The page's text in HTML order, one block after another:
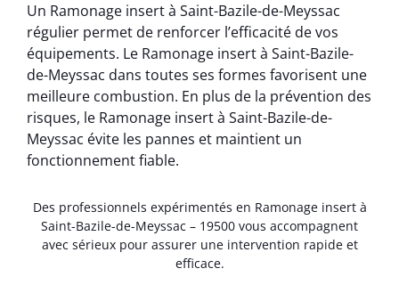
Un Ramonage insert à Saint-Bazile-de-Meyssac
régulier permet de renforcer l’efficacité de vos
équipements. Le Ramonage insert à Saint-Bazile-
de-Meyssac dans toutes ses formes favorisent une
meilleure combustion. En plus de la prévention des
risques, le Ramonage insert à Saint-Bazile-de-
Meyssac évite les pannes et maintient un
fonctionnement fiable.
Des professionnels expérimentés en Ramonage insert à
Saint-Bazile-de-Meyssac – 19500 vous accompagnent
avec sérieux pour assurer une intervention rapide et
efficace.